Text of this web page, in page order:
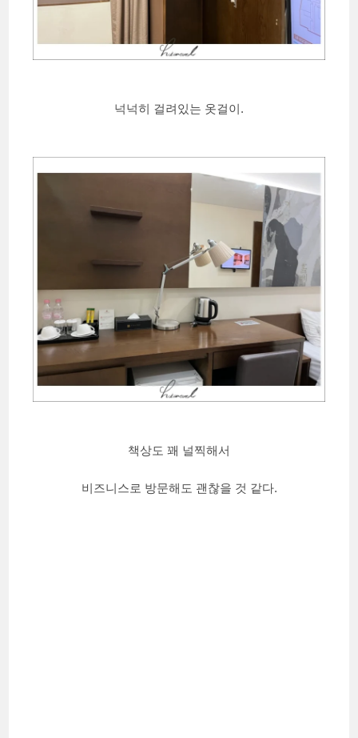
넉넉히 걸려있는 옷걸이.
책상도 꽤 널찍해서
비즈니스로 방문해도 괜찮을 것 같다.